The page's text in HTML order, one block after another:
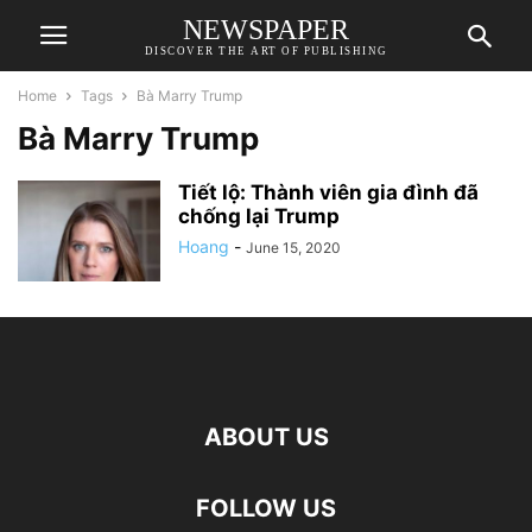
NEWSPAPER
DISCOVER THE ART OF PUBLISHING
Home Tags Bà Marry Trump
Bà Marry Trump
Tiết lộ: Thành viên gia đình đã
chống lại Trump
Hoang - June 15, 2020
ABOUT US
FOLLOW US